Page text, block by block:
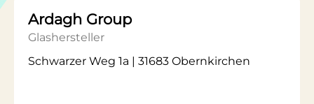
Ardagh Group
Glashersteller
Schwarzer Weg 1a | 31683 Obernkirchen